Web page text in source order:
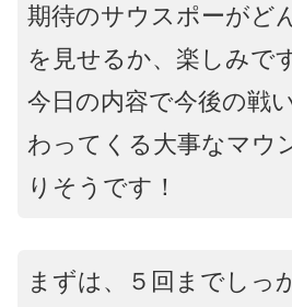
期待のサウスポーがど
を見せるか、楽しみで
今日の内容で今後の戦
わってくる大事なマウ
りそうです！
まずは、５回までしっ